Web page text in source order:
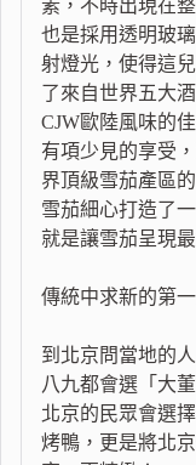
素，不時出現在
也是採用透明玻
射燈光，使得這
了來自世界五大
CJW歐陸風味的
有項少見的享受
界頂級雪茄產區
雪茄細心打造了
就是讓雪茄呈現
傳統中求新的第
到北京問當地的
八九都會選「大
北京的民眾會選
烤鴨，更是將北